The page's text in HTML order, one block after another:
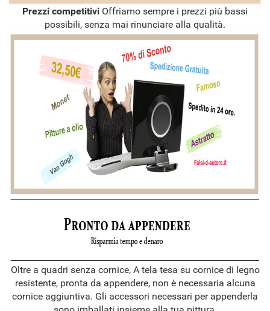
Prezzi competitivi Offriamo sempre i prezzi più bassi
possibili, senza mai rinunciare alla qualità.
Oltre a quadri senza cornice, A tela tesa su cornice di legno
resistente, pronta da appendere, non è necessaria alcuna
cornice aggiuntiva. Gli accessori necessari per appenderla